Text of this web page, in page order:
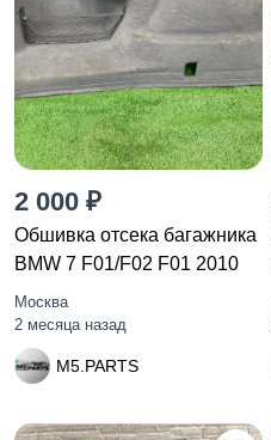
2 000 ₽
Обшивка отсека багажника
BMW 7 F01/F02 F01 2010
Москва
2 месяца назад
M5.PARTS